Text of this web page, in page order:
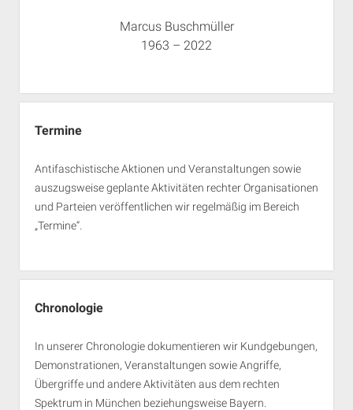
Marcus Buschmüller
1963 – 2022
Termine
Antifaschistische Aktionen und Veranstaltungen sowie
auszugsweise geplante Aktivitäten rechter Organisationen
und Parteien veröffentlichen wir regelmäßig im Bereich
„Termine“.
Chronologie
In unserer Chronologie dokumentieren wir Kundgebungen,
Demonstrationen, Veranstaltungen sowie Angriffe,
Übergriffe und andere Aktivitäten aus dem rechten
Spektrum in München beziehungsweise Bayern.